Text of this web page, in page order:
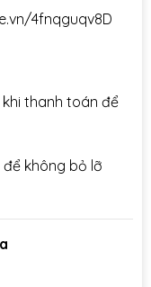
4fnqguqv8D
thanh toán để
không bỏ lỡ